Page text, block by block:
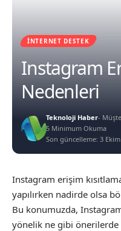
İNTERNET DESTEK
Instagram
Nedenleri
Son güncelleme: 3 Ekim
Teknoloji Haber-
5 Minimum Okuma
Instagram erişim
yapılırken nadirde olsa
Bu konumuzda,
yönelik ne gibi önerilerde